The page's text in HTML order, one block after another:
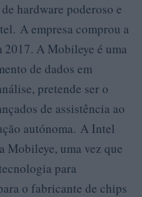
hardware poderoso e
A empresa comprou a
A Mobileye é uma
de dados em
pretende ser o
de assistência ao
autónoma. A Intel
Mobileye, uma vez que
para
o fabricante de chips